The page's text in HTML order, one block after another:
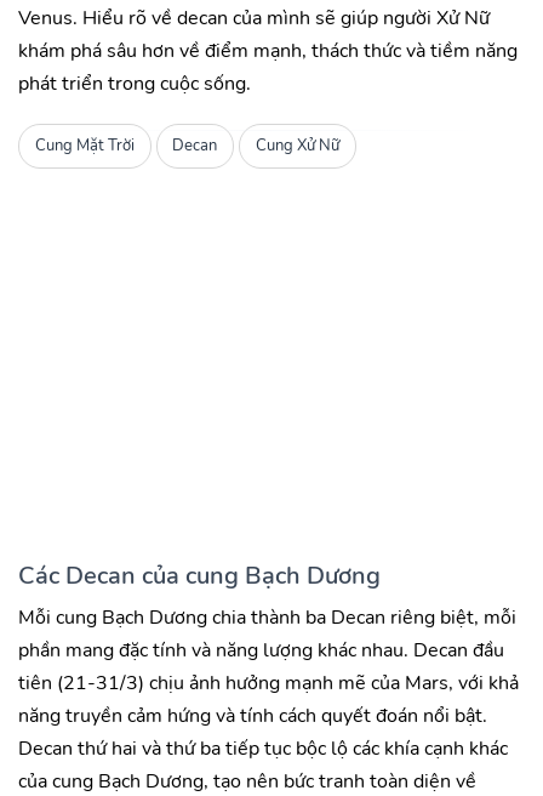
Venus. Hiểu rõ về decan của mình sẽ giúp người Xử Nữ
khám phá sâu hơn về điểm mạnh, thách thức và tiềm năng
phát triển trong cuộc sống.
Cung Mặt Trời Decan Cung Xử Nữ
Các Decan của cung Bạch Dương
Mỗi cung Bạch Dương chia thành ba Decan riêng biệt, mỗi
phần mang đặc tính và năng lượng khác nhau. Decan đầu
tiên (21-31/3) chịu ảnh hưởng mạnh mẽ của Mars, với khả
năng truyền cảm hứng và tính cách quyết đoán nổi bật.
Decan thứ hai và thứ ba tiếp tục bộc lộ các khía cạnh khác
của cung Bạch Dương, tạo nên bức tranh toàn diện về